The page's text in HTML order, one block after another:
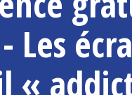
Les
«